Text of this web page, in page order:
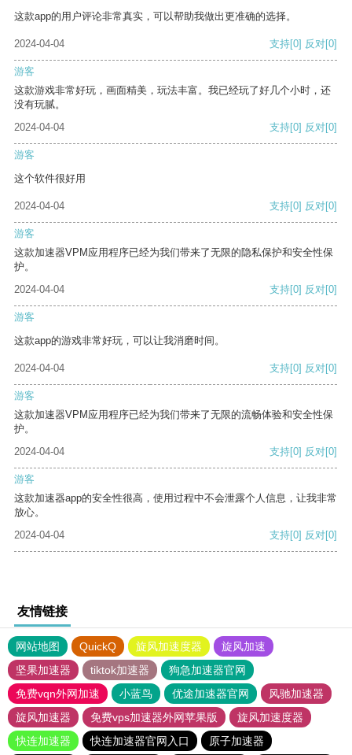
这款app的用户评论非常真实，可以帮助我做出更准确的选择。
2024-04-04 支持[0] 反对[0]
游客
这款游戏非常好玩，画面精美，玩法丰富。我已经玩了好几个小时，还
没有玩腻。
2024-04-04
支持[0] 反对[0]
游客
这个软件很好用
2024-04-04 支持[0] 反对[0]
游客
这款加速器VPM应用程序已经为我们带来了无限的隐私保护和安全性保
护。
2024-04-04
支持[0] 反对[0]
游客
这款app的游戏非常好玩，可以让我消磨时间。
2024-04-04 支持[0] 反对[0]
游客
这款加速器VPM应用程序已经为我们带来了无限的流畅体验和安全性保
护。
2024-04-04
支持[0] 反对[0]
游客
这款加速器app的安全性很高，使用过程中不会泄露个人信息，让我非常
放心。
2024-04-04
支持[0] 反对[0]
友情链接
网站地图 QuickQ 旋风加速度器
旋风加速
坚果加速器
tiktok加速器
狗急加速器官网
免费vqn外网加速
小蓝鸟 优途加速器官网
风驰加速器
旋风加速器
免费vps加速器外网苹果版
旋风加速度器
快连加速器
快连加速器官网入口 原子加速器